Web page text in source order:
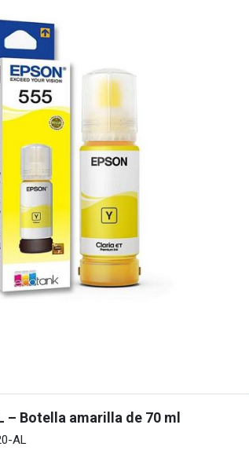
– Botella amarilla de 70 ml
AL